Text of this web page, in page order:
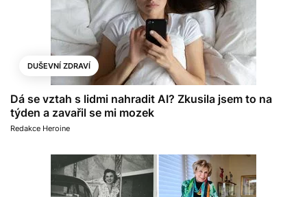
DUŠEVNÍ ZDRAVÍ
Dá se vztah s lidmi nahradit AI? Zkusila jsem to na
týden a zavařil se mi mozek
Redakce Heroine